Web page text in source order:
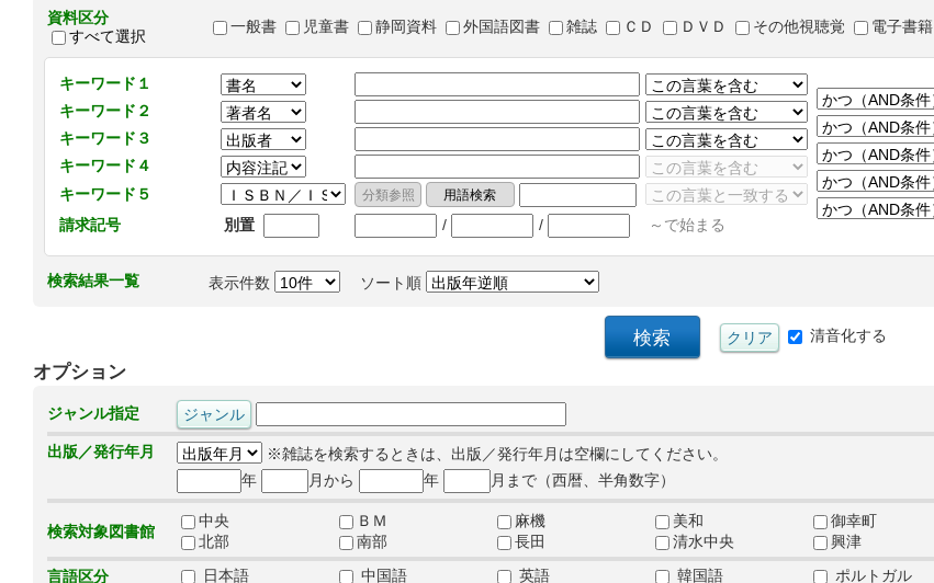
資料区分
すべて選択
一般書 児童書 静岡資料 外国語図書 雑誌 ＣＤ ＤＶＤ その他視聴覚 電子書籍
キーワード１
キーワード２
キーワード３
キーワード４
キーワード５
請求記号
別置 / / ～で始まる
検索結果一覧 表示件数 ソート順
清音化する
オプション
ジャンル指定
出版／発行年月
※雑誌を検索するときは、出版／発行年月は空欄にしてください。
年
月から 年 月まで（西暦、半角数字）
検索対象図書館
中央 ＢＭ 麻機 美和 御幸町
北部
南部 長田 清水中央 興津
言語区分
日本語 中国語 英語 韓国語 ポルトガル